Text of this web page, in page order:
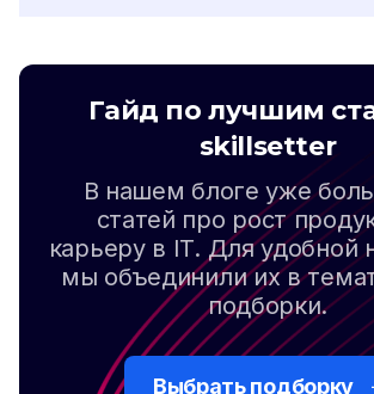
Гайд по лучшим
skillsetter
В нашем блоге уже
статей про рост
карьеру в IT. Для удобной
мы объединили их в
подборки.
Выбрать подборку